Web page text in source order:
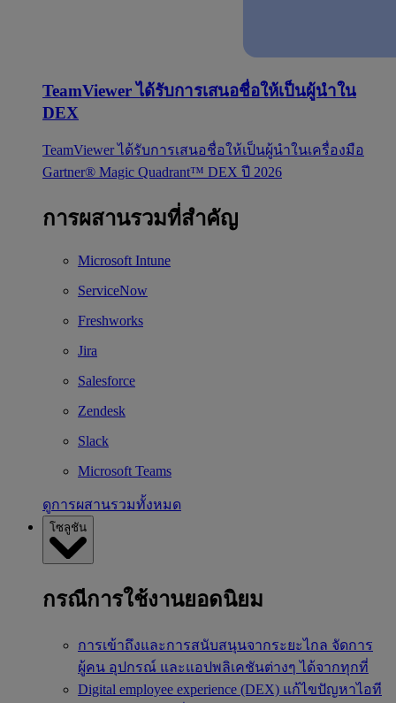
TeamViewer ได้รับการเสนอชื่อให้เป็นผู้นำใน
DEX
TeamViewer ได้รับการเสนอชื่อให้เป็นผู้นำในเครื่องมือ
Gartner® Magic Quadrant™ DEX ปี 2026
การผสานรวมที่สำคัญ
Microsoft Intune
ServiceNow
Freshworks
Jira
Salesforce
Zendesk
Slack
Microsoft Teams
ดูการผสานรวมทั้งหมด
โซลูชัน
กรณีการใช้งานยอดนิยม
การเข้าถึงและการสนับสนุนจากระยะไกล จัดการ
ผู้คน อุปกรณ์ และแอปพลิเคชันต่างๆ ได้จากทุกที่
Digital employee experience (DEX) แก้ไขปัญหาไอที